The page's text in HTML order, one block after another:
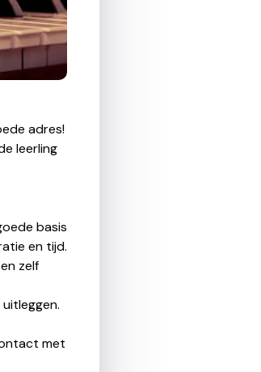
adres!
leerling
basis
en tijd.
zelf
met